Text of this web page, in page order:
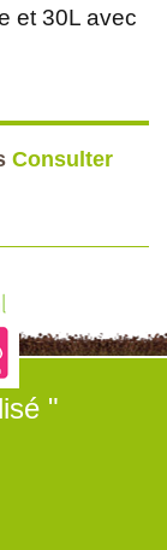
et 30L avec
Consulter
"